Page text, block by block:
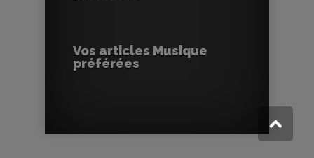
Vos articles Musique
préférées